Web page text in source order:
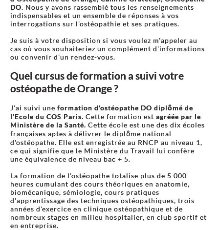
DO. Nous y avons rassemblé tous les renseignements
indispensables et un ensemble de réponses à vos
interrogations sur l'ostéopathie et ses pratiques.
Je suis à votre disposition si vous voulez m'appeler au
cas où vous souhaiteriez un complément d'informations
ou convenir d'un rendez-vous.
Quel cursus de formation a suivi votre
ostéopathe de Orange ?
J'ai suivi une formation d'ostéopathe DO diplômé de
l'Ecole du COS Paris. Cette formation est agréée par le
Ministère de la Santé. Cette école est une des dix écoles
françaises aptes à délivrer le diplôme national
d'ostéopathe. Elle est enregistrée au RNCP au niveau 1,
ce qui signifie que le Ministère du Travail lui confère
une équivalence de niveau bac + 5.
La formation de l'ostéopathe totalise plus de 5 000
heures cumulant des cours théoriques en anatomie,
biomécanique, sémiologie, cours pratiques
d'apprentissage des techniques ostéopathiques, trois
années d'exercice en clinique ostéopathique et de
nombreux stages en milieu hospitalier, en club sportif et
en entreprise.